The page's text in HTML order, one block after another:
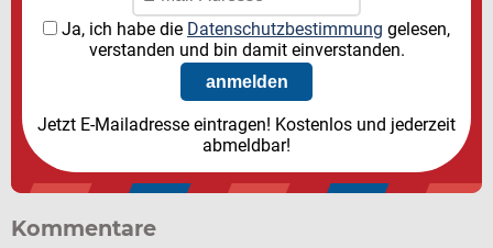
Ja, ich habe die Datenschutzbestimmung gelesen,
verstanden und bin damit einverstanden.
Jetzt E-Mailadresse eintragen! Kostenlos und jederzeit
abmeldbar!
Kommentare